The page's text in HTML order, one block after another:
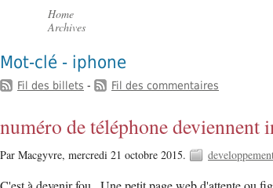
Home
Archives
Mot-clé - iphone
Fil des billets - Fil des commentaires
numéro de téléphone
Par Macgyvre, mercredi 21 octobre 2015.